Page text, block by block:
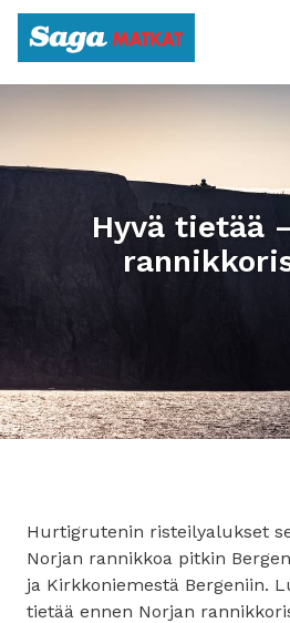
Etusivulle
Hyvä tietää
Hurtigrutenin risteilyalukset
Norjan rannikkoa pitkin
ja Kirkkoniemestä Bergeniin.
tietää ennen Norjan